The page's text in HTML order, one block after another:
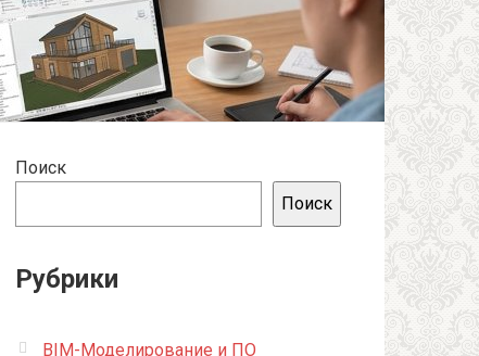
Поиск
Поиск
Рубрики
BIM-Моделирование и ПО